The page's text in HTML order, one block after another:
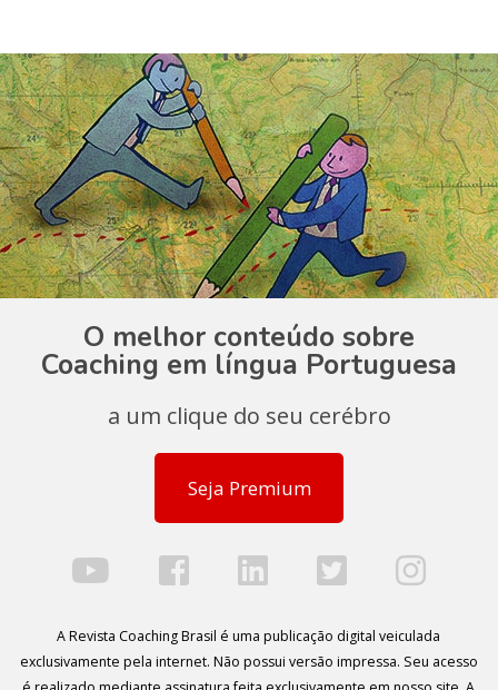
O melhor conteúdo sobre
Coaching em língua Portuguesa
a um clique do seu cerébro
Seja Premium
A Revista Coaching Brasil é uma publicação digital veiculada
exclusivamente pela internet. Não possui versão impressa. Seu acesso